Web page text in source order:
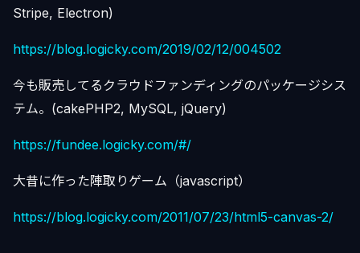
Stripe, Electron)
https://blog.logicky.com/2019/02/12/004502
今も販売してるクラウドファンディングのパッケージシス
テム。(cakePHP2, MySQL, jQuery)
https://fundee.logicky.com/#/
大昔に作った陣取りゲーム（javascript）
https://blog.logicky.com/2011/07/23/html5-canvas-2/